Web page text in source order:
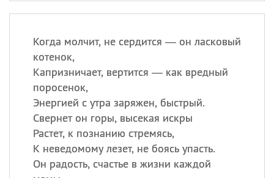
Когда молчит, не сердится — он ласковый
котенок,
Капризничает, вертится — как вредный
поросенок,
Энергией с утра заряжен, быстрый.
Свернет он горы, высекая искры
Растет, к познанию стремясь,
К неведомому лезет, не боясь упасть.
Он радость, счастье в жизни каждой